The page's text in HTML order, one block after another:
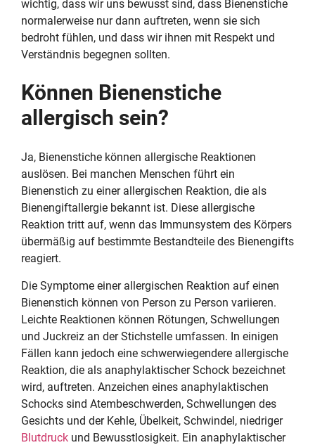
wichtig, dass wir uns bewusst sind, dass Bienenstiche
normalerweise nur dann auftreten, wenn sie sich
bedroht fühlen, und dass wir ihnen mit Respekt und
Verständnis begegnen sollten.
Können Bienenstiche
allergisch sein?
Ja, Bienenstiche können allergische Reaktionen
auslösen. Bei manchen Menschen führt ein
Bienenstich zu einer allergischen Reaktion, die als
Bienengiftallergie bekannt ist. Diese allergische
Reaktion tritt auf, wenn das Immunsystem des Körpers
übermäßig auf bestimmte Bestandteile des Bienengifts
reagiert.
Die Symptome einer allergischen Reaktion auf einen
Bienenstich können von Person zu Person variieren.
Leichte Reaktionen können Rötungen, Schwellungen
und Juckreiz an der Stichstelle umfassen. In einigen
Fällen kann jedoch eine schwerwiegendere allergische
Reaktion, die als anaphylaktischer Schock bezeichnet
wird, auftreten. Anzeichen eines anaphylaktischen
Schocks sind Atembeschwerden, Schwellungen des
Gesichts und der Kehle, Übelkeit, Schwindel, niedriger
Blutdruck und Bewusstlosigkeit. Ein anaphylaktischer